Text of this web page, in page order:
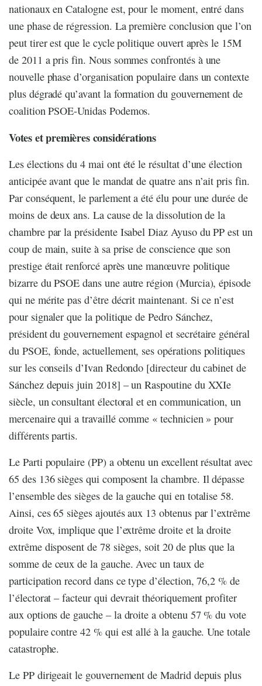
nationaux en Catalogne est, pour le moment, entré dans
une phase de régression. La première conclusion que l’on
peut tirer est que le cycle politique ouvert après le 15M
de 2011 a pris fin. Nous sommes confrontés à une
nouvelle phase d’organisation populaire dans un contexte
plus dégradé qu’avant la formation du gouvernement de
coalition PSOE-Unidas Podemos.
Votes et premières considérations
Les élections du 4 mai ont été le résultat d’une élection
anticipée avant que le mandat de quatre ans n’ait pris fin.
Par conséquent, le parlement a été élu pour une durée de
moins de deux ans. La cause de la dissolution de la
chambre par la présidente Isabel Diaz Ayuso du PP est un
coup de main, suite à sa prise de conscience que son
prestige était renforcé après une manœuvre politique
bizarre du PSOE dans une autre région (Murcia), épisode
qui ne mérite pas d’être décrit maintenant. Si ce n’est
pour signaler que la politique de Pedro Sánchez,
président du gouvernement espagnol et secrétaire général
du PSOE, fonde, actuellement, ses opérations politiques
sur les conseils d’Ivan Redondo [directeur du cabinet de
Sánchez depuis juin 2018] – un Raspoutine du XXIe
siècle, un consultant électoral et en communication, un
mercenaire qui a travaillé comme « technicien » pour
différents partis.
Le Parti populaire (PP) a obtenu un excellent résultat avec
65 des 136 sièges qui composent la chambre. Il dépasse
l’ensemble des sièges de la gauche qui en totalise 58.
Ainsi, ces 65 sièges ajoutés aux 13 obtenus par l’extrême
droite Vox, implique que l’extrême droite et la droite
extrême disposent de 78 sièges, soit 20 de plus que la
somme de ceux de la gauche. Avec un taux de
participation record dans ce type d’élection, 76,2 % de
l’électorat – facteur qui devrait théoriquement profiter
aux options de gauche – la droite a obtenu 57 % du vote
populaire contre 42 % qui est allé à la gauche. Une totale
catastrophe.
Le PP dirigeait le gouvernement de Madrid depuis plus